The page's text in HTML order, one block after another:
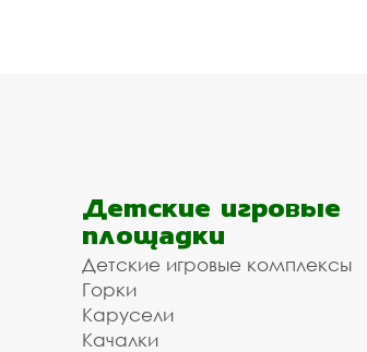
Детские игровые
площадки
Детские игровые комплексы
Горки
Карусели
Качалки